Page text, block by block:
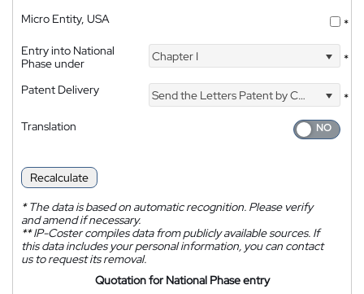
Micro Entity, USA
*
Entry into National
Phase under
Chapter I *
Patent Delivery Send the Letters Patent by Courier
*
Translation
Recalculate
*The data is based on automatic recognition. Please verify
and amend if necessary.
**IP-Coster compiles data from publicly available sources. If
this data includes your personal information, you can contact
us to request its removal.
Quotation for National Phase entry